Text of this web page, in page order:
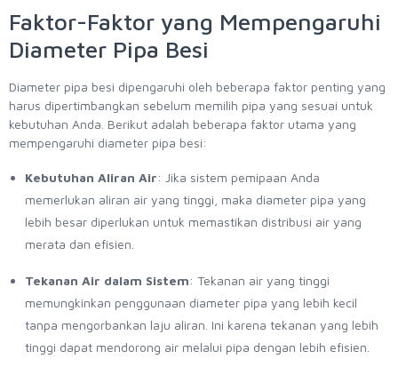
Faktor-Faktor yang Mempengaruhi
Diameter Pipa Besi
Diameter pipa besi dipengaruhi oleh beberapa faktor penting yang
harus dipertimbangkan sebelum memilih pipa yang sesuai untuk
kebutuhan Anda. Berikut adalah beberapa faktor utama yang
mempengaruhi diameter pipa besi:
Kebutuhan Aliran Air: Jika sistem pemipaan Anda
memerlukan aliran air yang tinggi, maka diameter pipa yang
lebih besar diperlukan untuk memastikan distribusi air yang
merata dan efisien.
Tekanan Air dalam Sistem: Tekanan air yang tinggi
memungkinkan penggunaan diameter pipa yang lebih kecil
tanpa mengorbankan laju aliran. Ini karena tekanan yang lebih
tinggi dapat mendorong air melalui pipa dengan lebih efisien.